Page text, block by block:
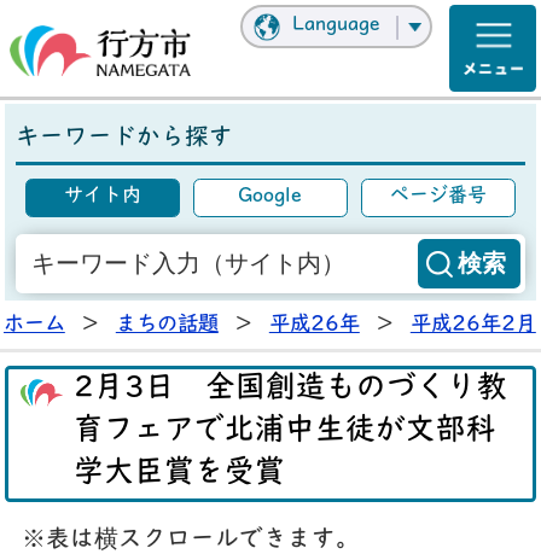
Language
キーワードから探す
サイト内 Google ページ番号
ホーム > まちの話題 > 平成26年 > 平成26年2月
2月3日 全国創造ものづくり教
育フェアで北浦中生徒が文部科
学大臣賞を受賞
※表は横スクロールできます。